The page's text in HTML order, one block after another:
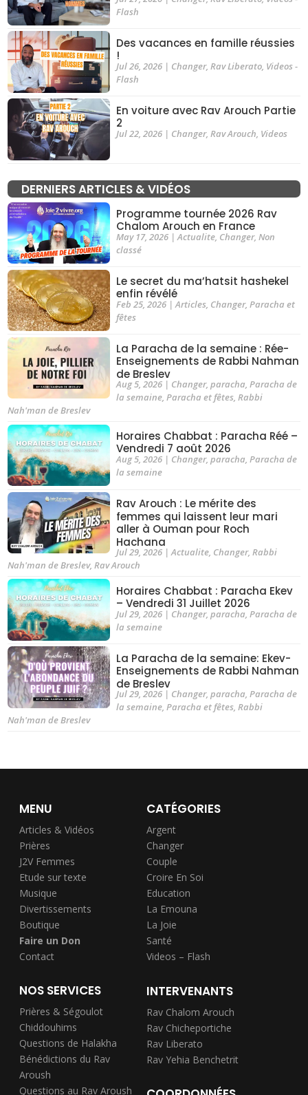
Flash
Des vacances en famille réussies
!
Jul 26, 2026| Changer, Rav Liberato, Videos -
Flash
En voiture avec Rav Arouch Partie
2
Jul 22, 2026| Changer, Rav Arouch, Videos
DERNIERS ARTICLES & VIDÉOS
Programme tournée 2026 Rav
Chalom Arouch en France
May 17, 2026|Actualite, Changer, Non
classé
Le secret du ma’hatsit hashekel
enfin révélé
Feb 25, 2026|Articles, Changer, Paracha et
fêtes
La Paracha de la semaine : Rée-
Enseignements de Rabbi Nahman
de Breslev
Aug 5, 2026| Changer, paracha, Paracha de
la semaine, Paracha et fêtes, Rabbi
Nah'man de Breslev
Horaires Chabbat : Paracha Réé –
Vendredi 7 août 2026
Aug 5, 2026| Changer, paracha, Paracha de
la semaine
Rav Arouch : Le mérite des
femmes qui laissent leur mari
aller à Ouman pour Roch
Hachana
Jul 29, 2026|Actualite, Changer, Rabbi
Nah'man de Breslev,Rav Arouch
Horaires Chabbat : Paracha Ekev
– Vendredi 31 Juillet 2026
Jul 29, 2026| Changer, paracha Paracha de
la semaine
La Paracha de la semaine: Ekev-
Enseignements de Rabbi Nahman
de Breslev
Jul 29, 2026| Changer, paracha, Paracha de
la semaine, Paracha et fêtes, Rabbi
Nah'man de Breslev
MENU
Articles & Vidéos
Prières
J2V Femmes
Etude sur texte
Musique
Divertissements
Boutique
Faire un Don
Contact
CATÉGORIES
Argent
Changer
Couple
Croire En Soi
Education
La Emouna
La Joie
Santé
Videos – Flash
NOS SERVICES
Prières & Ségoulot
Chiddouhims
Questions de Halakha
Bénédictions du Rav
Aroush
Questions au Rav Aroush
INTERVENANTS
Rav Chalom Arouch
Rav Chicheportiche
Rav Liberato
Rav Yehia Benchetrit